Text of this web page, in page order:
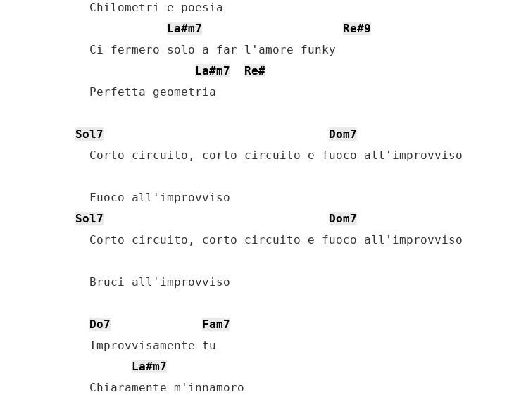
    Chilometri e poesia
La#m7
Re#9
    Ci fermero solo a far l'amore funky
La#m7
Re#
    Perfetta geometria
Sol7
Dom7
    Corto circuito, corto circuito e fuoco all'improvviso
    Fuoco all'improvviso
Sol7
Dom7
    Corto circuito, corto circuito e fuoco all'improvviso
    Bruci all'improvviso
Do7
Fam7
    Improvvisamente tu
La#m7
    Chiaramente m'innamoro